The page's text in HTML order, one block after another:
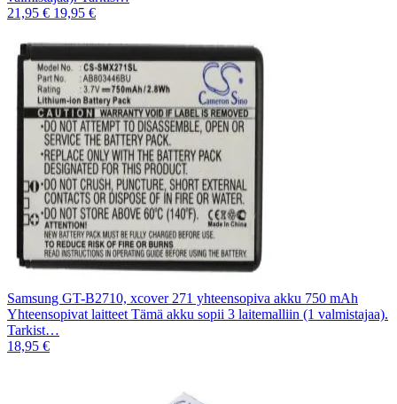
21,95 € 19,95 €
Samsung GT-B2710, xcover 271 yhteensopiva akku 750 mAh
Yhteensopivat laitteet Tämä akku sopii 3 laitemalliin (1 valmistajaa).
Tarkist…
18,95 €